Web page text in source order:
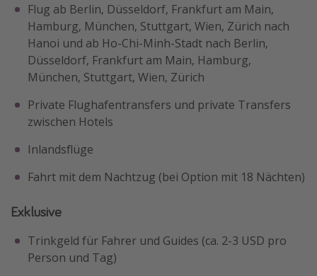
Flug ab Berlin, Düsseldorf, Frankfurt am Main,
Hamburg, München, Stuttgart, Wien, Zürich nach
Hanoi und ab Ho-Chi-Minh-Stadt nach Berlin,
Düsseldorf, Frankfurt am Main, Hamburg,
München, Stuttgart, Wien, Zürich
Private Flughafentransfers und private Transfers
zwischen Hotels
Inlandsflüge
Fahrt mit dem Nachtzug (bei Option mit 18 Nächten)
Exklusive
Trinkgeld für Fahrer und Guides (ca. 2-3 USD pro
Person und Tag)